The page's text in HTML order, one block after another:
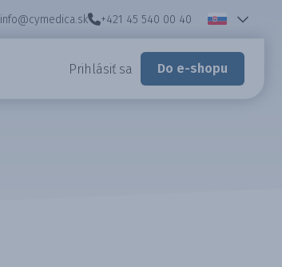
info@cymedica.sk +421 45 540 00 40
Prihlásiť sa Do e-shopu